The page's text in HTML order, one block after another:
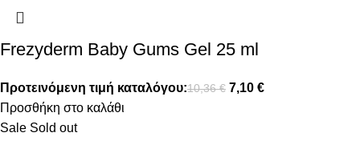
Frezyderm Baby Gums Gel 25 ml
Προτεινόμενη τιμή καταλόγου:10,36€ 7,10 €
Προσθήκη στο καλάθι
Sale Sold out